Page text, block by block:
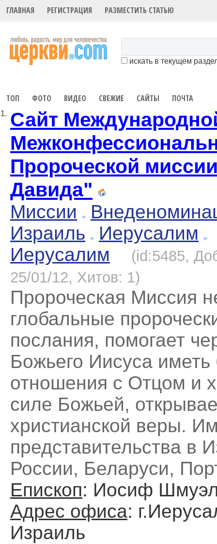
ГЛАВНАЯ РЕГИСТРАЦИЯ РАЗМЕСТИТЬ СТАТЬЮ
искать в текущем
ТОП ФОТО ВИДЕО СВЕЖИЕ САЙТЫ ПОЧТА
1. Сайт
Пророческой
Давида"
Миссии
Израиль
Иерусалим
Иерусалим
(id:5485,
25/01/12, Хитов: 1)
Пророческая Миссия
глобальные
послания, помогает
Божьего Иисуса иметь
отношения с Отцом и
силе Божьей,
христианской веры.
представительства в
России, Беларуси,
Епископ: Иосиф
Адрес офиса:
Израиль